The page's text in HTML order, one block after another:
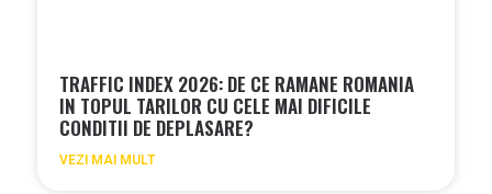
TRAFFIC INDEX 2026: DE CE RAMANE ROMANIA
IN TOPUL TARILOR CU CELE MAI DIFICILE
CONDITII DE DEPLASARE?
VEZI MAI MULT